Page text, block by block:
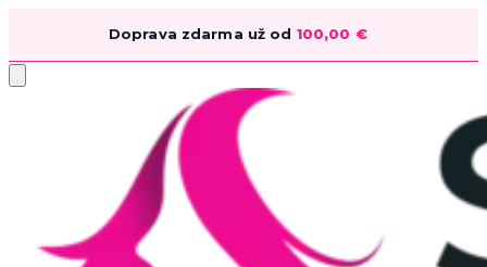
Doprava zdarma už od 100,00 €